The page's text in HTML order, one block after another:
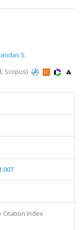
S.
Scopus)
Citation Index